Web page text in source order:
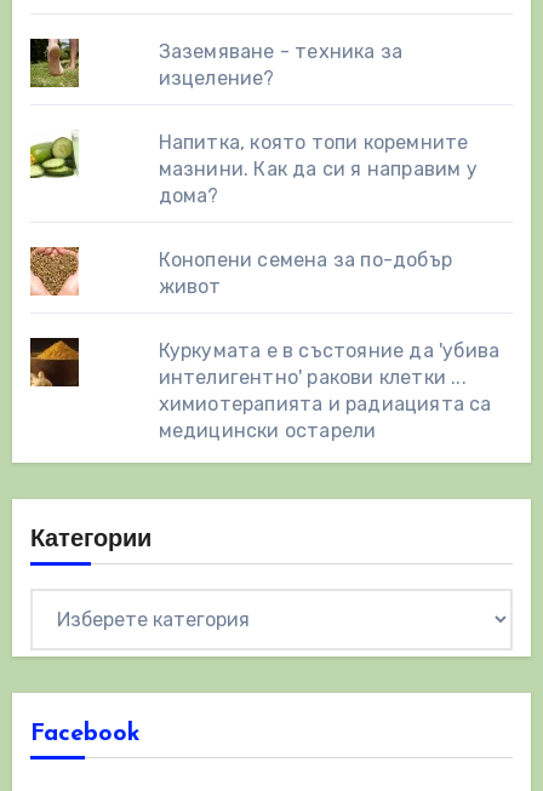
Заземяване - техника за
изцеление?
Напитка, която топи коремните
мазнини. Как да си я направим у
дома?
Конопени семена за по-добър
живот
Куркумата е в състояние да 'убива
интелигентно' ракови клетки ...
химиотерапията и радиацията са
медицински остарели
Категории
Facebook